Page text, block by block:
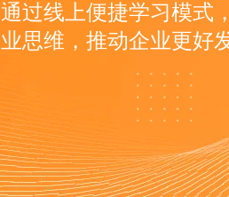
通过线上便捷学习模式
业思维，推动企业更好